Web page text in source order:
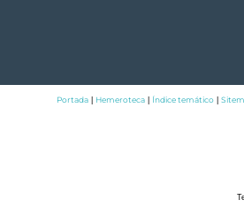
Portada| Hemeroteca| Índice temático|